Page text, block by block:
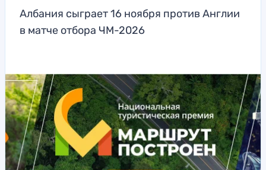
Албания сыграет 16 ноября против Англии
в матче отбора ЧМ-2026